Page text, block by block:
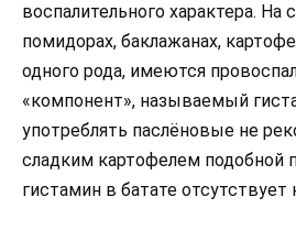
воспалительного характера. На
помидорах, баклажанах,
одного рода, имеются
«компонент», называемый
употреблять паслёновые не
сладким картофелем подобной
гистамин в батате отсутствует